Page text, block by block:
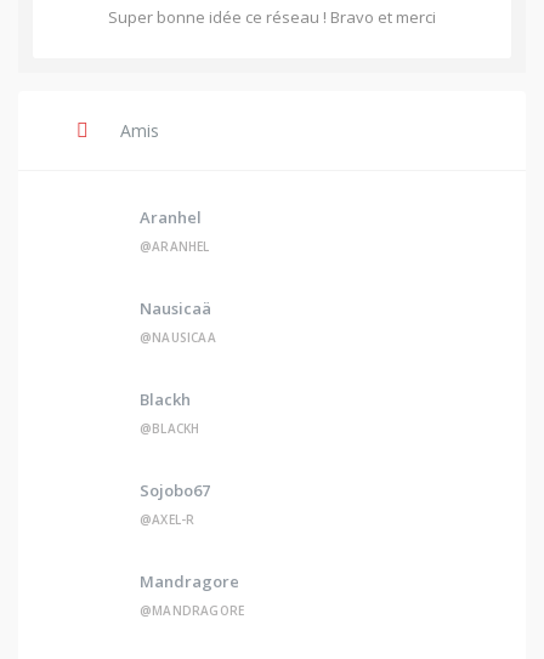
Super bonne idée ce réseau ! Bravo et merci
Amis
Aranhel
@ARANHEL
Nausicaä
@NAUSICAA
Blackh
@BLACKH
Sojobo67
@AXEL-R
Mandragore
@MANDRAGORE